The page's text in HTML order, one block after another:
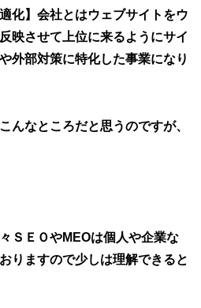
化】会社とはウェブサイトをウ
映させて上位に来るようにサイ
外部対策に特化した事業になり
んなところだと思うのですが、
ＳＥＯやMEOは個人や企業な
りますので少しは理解できると